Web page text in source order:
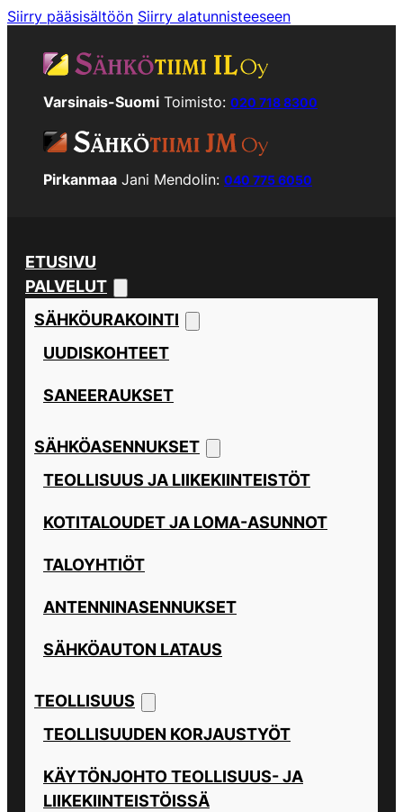
Siirry pääsisältöön Siirry alatunnisteeseen
Varsinais-Suomi Toimisto: 020 718 8300
Pirkanmaa Jani Mendolin: 040 775 6050
ETUSIVU
PALVELUT
SÄHKÖURAKOINTI
UUDISKOHTEET
SANEERAUKSET
SÄHKÖASENNUKSET
TEOLLISUUS JA LIIKEKIINTEISTÖT
KOTITALOUDET JA LOMA-ASUNNOT
TALOYHTIÖT
ANTENNINASENNUKSET
SÄHKÖAUTON LATAUS
TEOLLISUUS
TEOLLISUUDEN KORJAUSTYÖT
KÄYTÖNJOHTO TEOLLISUUS- JA
LIIKEKIINTEISTÖISSÄ